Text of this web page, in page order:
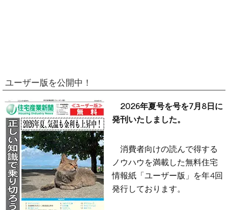
ユーザー版を公開中！
2026年夏号を号を7月8日に
発刊いたしました。
消費者向けの読んで得する
ノウハウを満載した無料住宅
情報紙「ユーザー版」を年4回
発行しております。